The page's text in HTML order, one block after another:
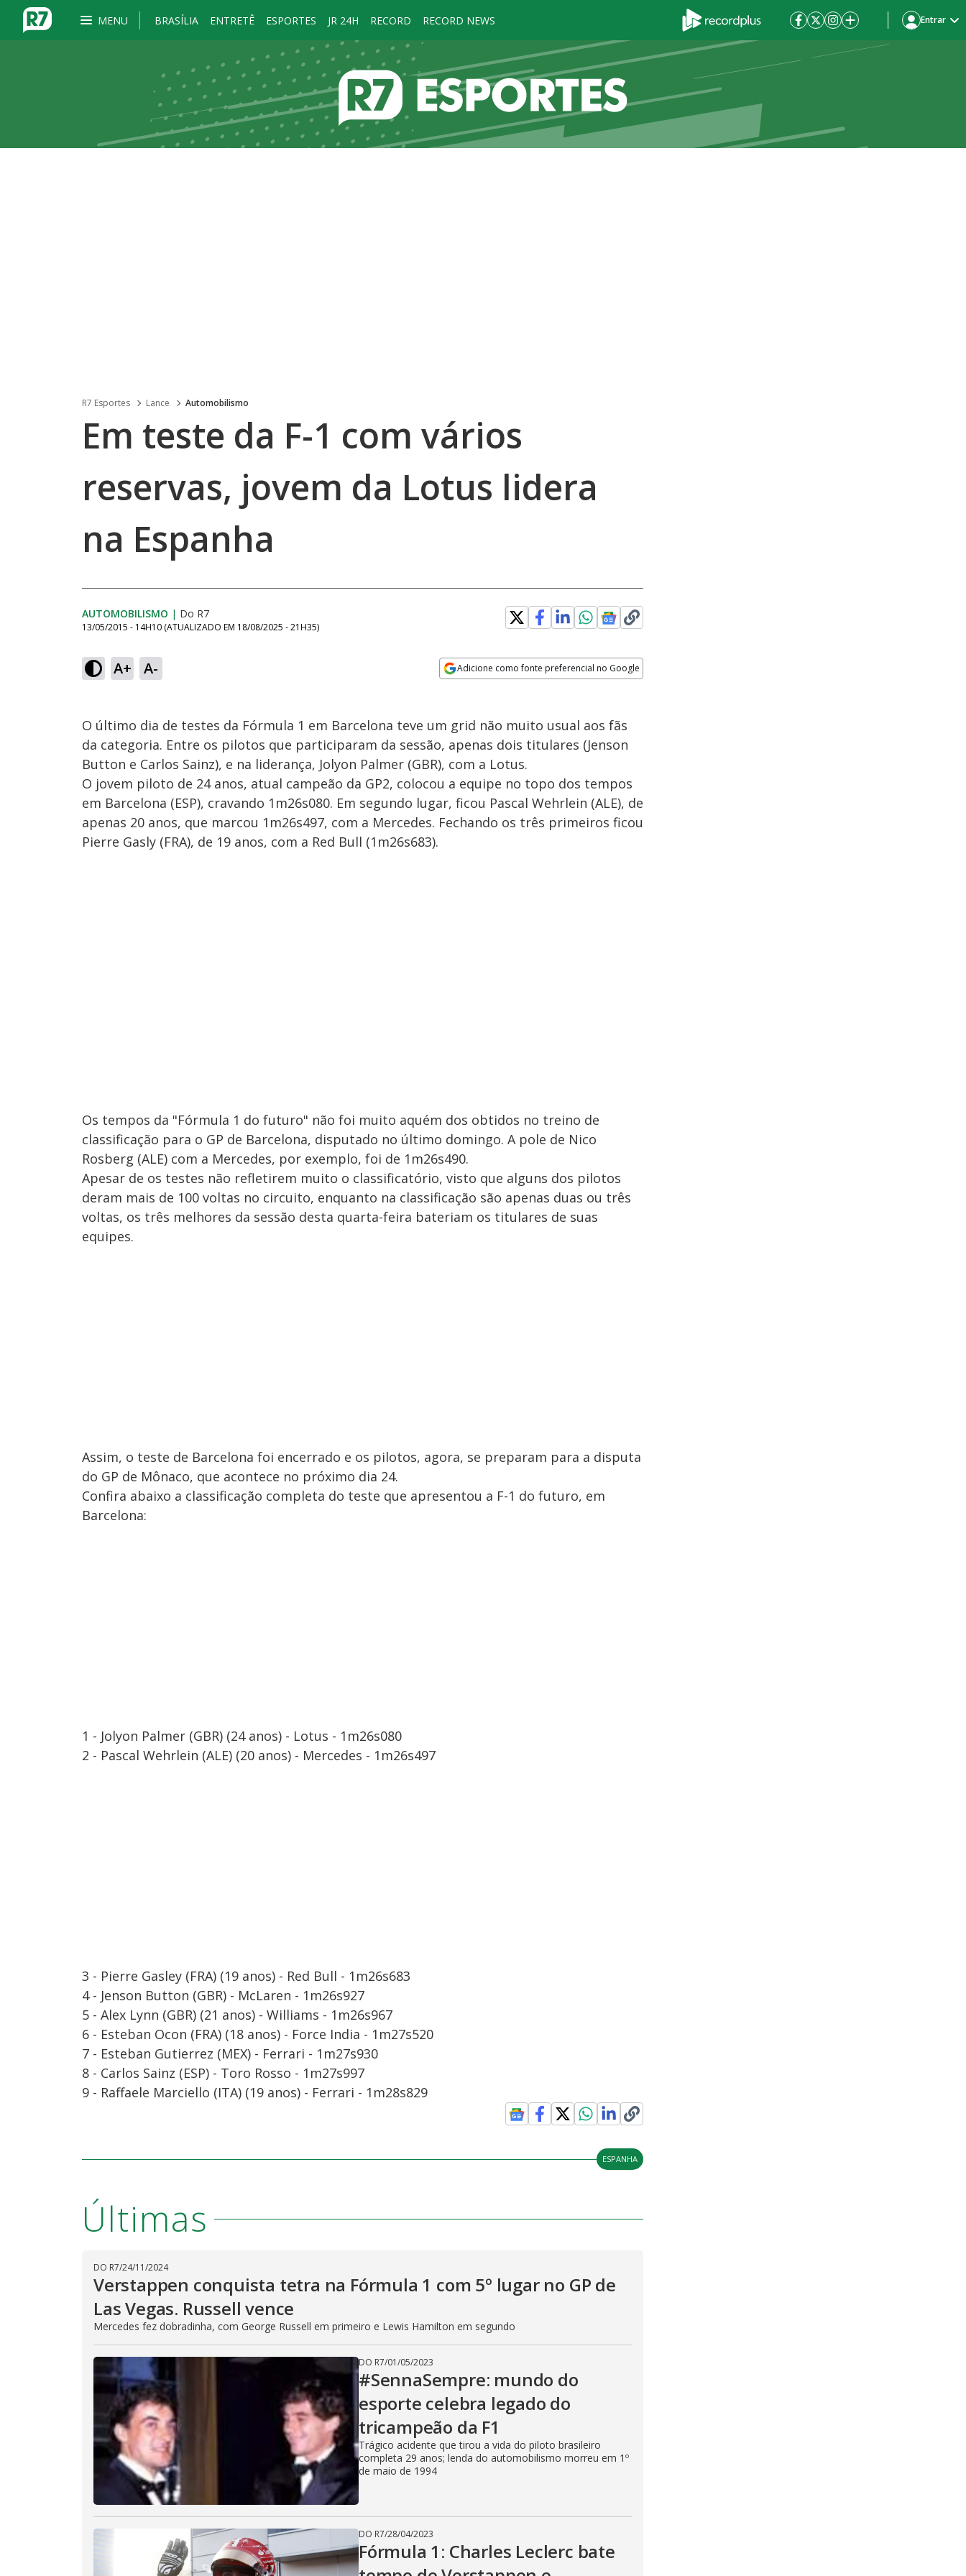
MENU BRASÍLIA ENTRETÊ ESPORTES JR 24H RECORD RECORD NEWS Entrar
R7 Esportes Lance Automobilismo
Em teste da F-1 com vários
reservas, jovem da Lotus lidera
na Espanha
AUTOMOBILISMO | Do R7
13/05/2015 - 14H10 (ATUALIZADO EM 18/08/2025 - 21H35)
A+ A- Adicione como fonte preferencial no Google
O último dia de testes da Fórmula 1 em Barcelona teve um grid não muito usual aos fãs
da categoria. Entre os pilotos que participaram da sessão, apenas dois titulares (Jenson
Button e Carlos Sainz), e na liderança, Jolyon Palmer (GBR), com a Lotus.
O jovem piloto de 24 anos, atual campeão da GP2, colocou a equipe no topo dos tempos
em Barcelona (ESP), cravando 1m26s080. Em segundo lugar, ficou Pascal Wehrlein (ALE), de
apenas 20 anos, que marcou 1m26s497, com a Mercedes. Fechando os três primeiros ficou
Pierre Gasly (FRA), de 19 anos, com a Red Bull (1m26s683).
Os tempos da "Fórmula 1 do futuro" não foi muito aquém dos obtidos no treino de
classificação para o GP de Barcelona, disputado no último domingo. A pole de Nico
Rosberg (ALE) com a Mercedes, por exemplo, foi de 1m26s490.
Apesar de os testes não refletirem muito o classificatório, visto que alguns dos pilotos
deram mais de 100 voltas no circuito, enquanto na classificação são apenas duas ou três
voltas, os três melhores da sessão desta quarta-feira bateriam os titulares de suas
equipes.
Assim, o teste de Barcelona foi encerrado e os pilotos, agora, se preparam para a disputa
do GP de Mônaco, que acontece no próximo dia 24.
Confira abaixo a classificação completa do teste que apresentou a F-1 do futuro, em
Barcelona:
1 - Jolyon Palmer (GBR) (24 anos) - Lotus - 1m26s080
2 - Pascal Wehrlein (ALE) (20 anos) - Mercedes - 1m26s497
3 - Pierre Gasley (FRA) (19 anos) - Red Bull - 1m26s683
4 - Jenson Button (GBR) - McLaren - 1m26s927
5 - Alex Lynn (GBR) (21 anos) - Williams - 1m26s967
6 - Esteban Ocon (FRA) (18 anos) - Force India - 1m27s520
7 - Esteban Gutierrez (MEX) - Ferrari - 1m27s930
8 - Carlos Sainz (ESP) - Toro Rosso - 1m27s997
9 - Raffaele Marciello (ITA) (19 anos) - Ferrari - 1m28s829
ESPANHA
Últimas
DO R7/24/11/2024
Verstappen conquista tetra na Fórmula 1 com 5º lugar no GP de
Las Vegas. Russell vence
Mercedes fez dobradinha, com George Russell em primeiro e Lewis Hamilton em segundo
DO R7/01/05/2023
#SennaSempre: mundo do
esporte celebra legado do
tricampeão da F1
Trágico acidente que tirou a vida do piloto brasileiro
completa 29 anos; lenda do automobilismo morreu em 1º
de maio de 1994
DO R7/28/04/2023
Fórmula 1: Charles Leclerc bate